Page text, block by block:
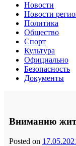
Новости
Новости
Политика
Общество
Спорт
Культура
Официально
Безопасность
Документы
Вниманию
Posted on